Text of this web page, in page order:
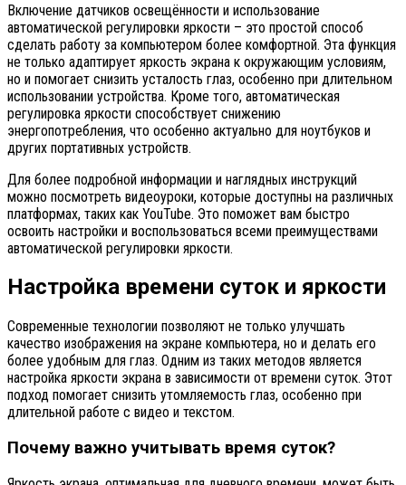
Включение датчиков освещённости и использование
автоматической регулировки яркости – это простой способ
сделать работу за компьютером более комфортной. Эта функция
не только адаптирует яркость экрана к окружающим условиям,
но и помогает снизить усталость глаз, особенно при длительном
использовании устройства. Кроме того, автоматическая
регулировка яркости способствует снижению
энергопотребления, что особенно актуально для ноутбуков и
других портативных устройств.
Для более подробной информации и наглядных инструкций
можно посмотреть видеоуроки, которые доступны на различных
платформах, таких как YouTube. Это поможет вам быстро
освоить настройки и воспользоваться всеми преимуществами
автоматической регулировки яркости.
Настройка времени суток и яркости
Современные технологии позволяют не только улучшать
качество изображения на экране компьютера, но и делать его
более удобным для глаз. Одним из таких методов является
настройка яркости экрана в зависимости от времени суток. Этот
подход помогает снизить утомляемость глаз, особенно при
длительной работе с видео и текстом.
Почему важно учитывать время суток?